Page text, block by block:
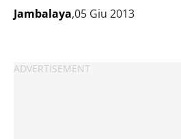
Jambalaya,05 Giu 2013